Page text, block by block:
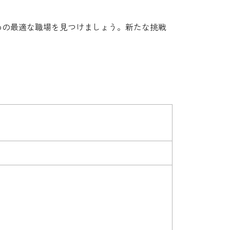
最適な職場を見つけましょう。新たな挑戦